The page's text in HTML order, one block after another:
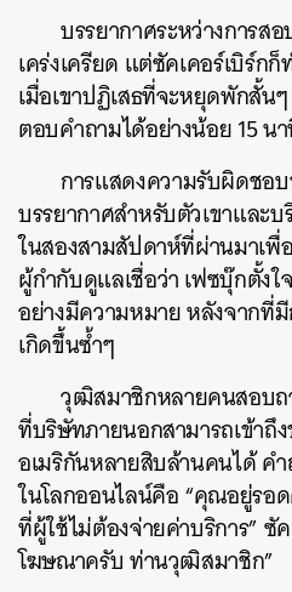
บรรยากาศระหว่างการส
เคร่งเครียด แต่ซัคเคอร์เบิร์ก
เมื่อเขาปฏิเสธที่จะหยุดพักสั้น
ตอบคำถามได้อย่างน้อย 15 น
การแสดงความรับผิดชอ
บรรยากาศสำหรับตัวเขาและ
ในสองสามสัปดาห์ที่ผ่านมาเ
ผู้กำกับดูแลเชื่อว่า เฟซบุ๊กตั้ง
อย่างมีความหมาย หลังจากที่
เกิดขึ้นซ้ำๆ
วุฒิสมาชิกหลายคนสอบถ
ที่บริษัทภายนอกสามารถเข้าถึ
อเมริกันหลายสิบล้านคนได้ ค
ในโลกออนไลน์คือ “คุณอยู่รอด
ที่ผู้ใช้ไม่ต้องจ่ายค่าบริการ” ซั
โฆษณาครับ ท่านวุฒิสมาชิก”